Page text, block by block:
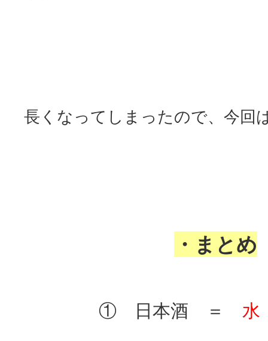
長くなってしまったので、今回
・まとめ
① 日本酒 ＝ 水